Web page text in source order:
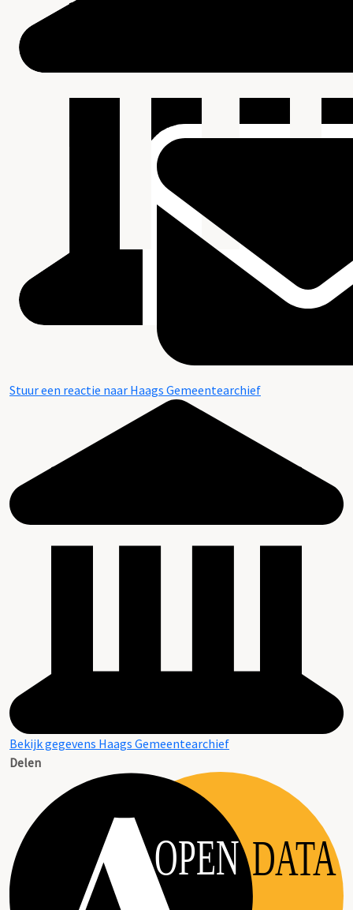
Stuur een reactie naar Haags Gemeentearchief
Bekijk gegevens Haags Gemeentearchief
Delen
OPEN DATA